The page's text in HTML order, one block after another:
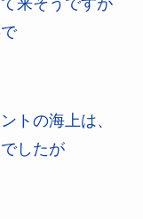
来そうですが
トの海上は、
したが